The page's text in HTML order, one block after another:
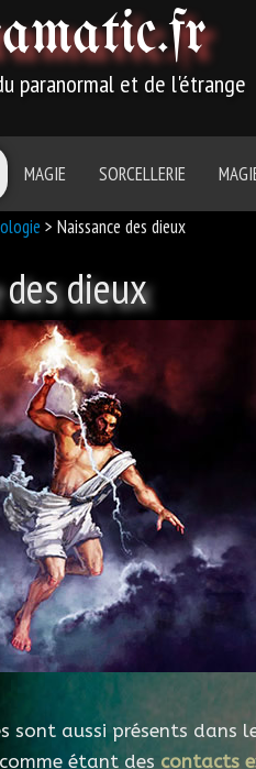
.fr
paranormal et de l'étrange
MAGIE SORCELLERIE
> Naissance des dieux
des dieux
sont aussi présents dans
étant des contacts